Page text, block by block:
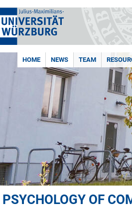
HOME NEWS TEAM
PSYCHOLOGY OF